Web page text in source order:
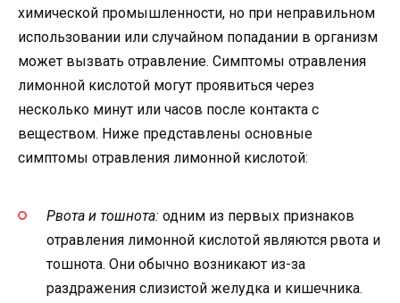
химической промышленности, но при неправильном
использовании или случайном попадании в организм
может вызвать отравление. Симптомы отравления
лимонной кислотой могут проявиться через
несколько минут или часов после контакта с
веществом. Ниже представлены основные
симптомы отравления лимонной кислотой:
Рвота и тошнота: одним из первых признаков
отравления лимонной кислотой являются рвота и
тошнота. Они обычно возникают из-за
раздражения слизистой желудка и кишечника.